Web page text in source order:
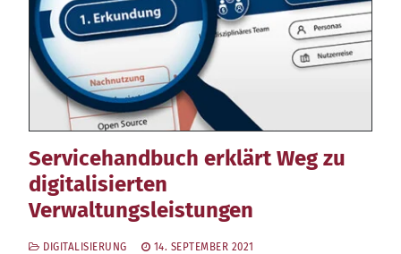
Servicehandbuch erklärt Weg zu
digitalisierten
Verwaltungsleistungen
DIGITALISIERUNG
14. SEPTEMBER 2021